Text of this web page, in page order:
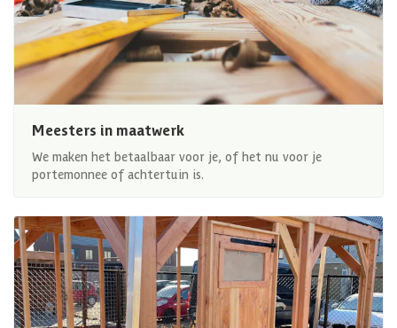
Meesters in maatwerk
We maken het betaalbaar voor je, of het nu voor je
portemonnee of achtertuin is.